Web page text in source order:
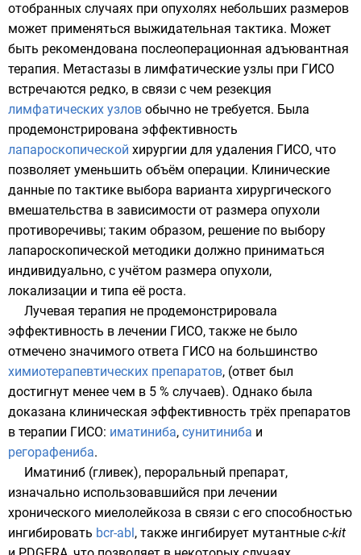
отобранных случаях при опухолях небольших размеров
может применяться выжидательная тактика. Может
быть рекомендована послеоперационная адъювантная
терапия. Метастазы в лимфатические узлы при ГИСО
встречаются редко, в связи с чем резекция
лимфатических узлов обычно не требуется. Была
продемонстрирована эффективность
лапароскопической хирургии для удаления ГИСО, что
позволяет уменьшить объём операции. Клинические
данные по тактике выбора варианта хирургического
вмешательства в зависимости от размера опухоли
противоречивы; таким образом, решение по выбору
лапароскопической методики должно приниматься
индивидуально, с учётом размера опухоли,
локализации и типа её роста.
Лучевая терапия не продемонстрировала
эффективность в лечении ГИСО, также не было
отмечено значимого ответа ГИСО на большинство
химиотерапевтических препаратов, (ответ был
достигнут менее чем в 5 % случаев). Однако была
доказана клиническая эффективность трёх препаратов
в терапии ГИСО: иматиниба, сунитиниба и
регорафениба.
Иматиниб (гливек), пероральный препарат,
изначально использовавшийся при лечении
хронического миелолейкоза в связи с его способностью
ингибировать bcr-abl, также ингибирует мутантные c-kit